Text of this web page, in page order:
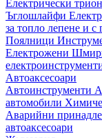
Електрически
Ъглошлайфи
за топло лепене и с
Поялници
Електрожени
Автоаксесоари
Автоинструменти
автомобили
Аварийни
автоаксесоари